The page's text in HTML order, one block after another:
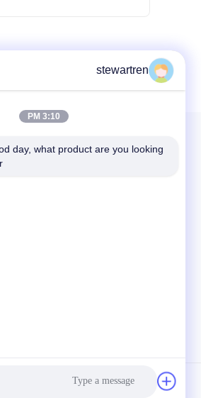
stewartren
3:10 PM
day, what product are you looking